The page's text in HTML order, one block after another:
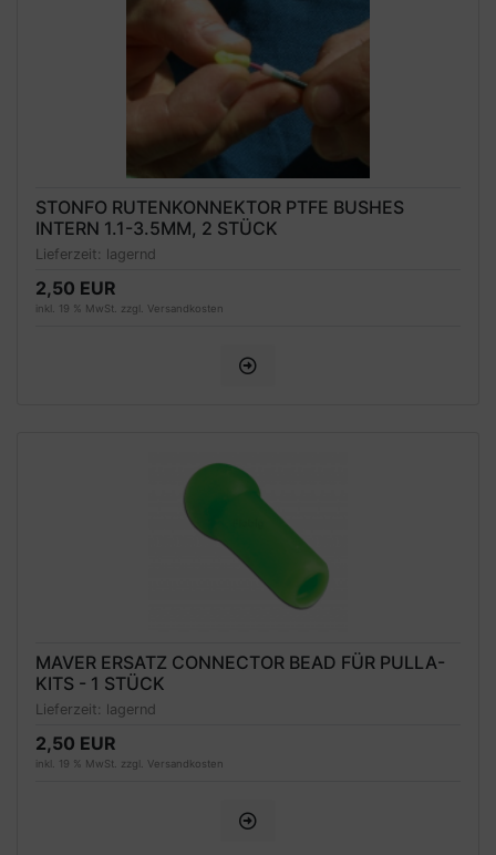
STONFO RUTENKONNEKTOR PTFE BUSHES
INTERN 1.1-3.5MM, 2 STÜCK
Lieferzeit: lagernd
2,50 EUR
inkl. 19 % MwSt. zzgl. Versandkosten
MAVER ERSATZ CONNECTOR BEAD FÜR PULLA-
KITS - 1 STÜCK
Lieferzeit: lagernd
2,50 EUR
inkl. 19 % MwSt. zzgl. Versandkosten